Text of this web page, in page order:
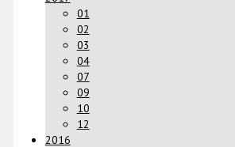
01
02
03
04
07
09
10
12
2016